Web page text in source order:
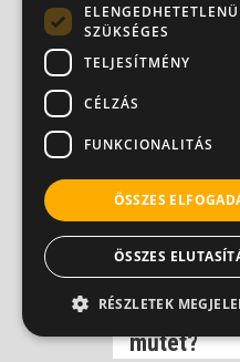
Lehet-e
Gégerák:
műtét?
SZÜKSÉGES
TELJESÍTMÉNY
CÉLZÁS
FUNKCIONALITÁS
ÖSSZES
ÖSSZES
RÉSZLETEK